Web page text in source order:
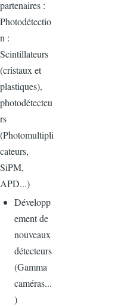
partenaires :
Photodétectio
n :
Scintillateurs
(cristaux et
plastiques),
photodétecteu
rs
(Photomultipli
cateurs,
SiPM,
APD...)
Développ
ement de
nouveaux
détecteurs
(Gamma
caméras...
)